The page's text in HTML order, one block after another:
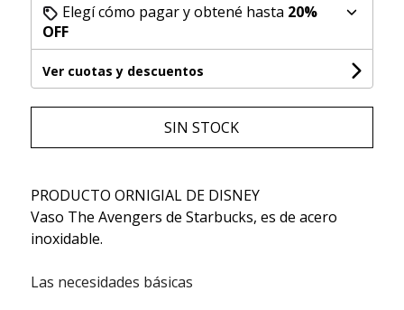
Elegí cómo pagar y obtené hasta 20%
OFF
Ver cuotas y descuentos
SIN STOCK
PRODUCTO ORNIGIAL DE DISNEY
Vaso The Avengers de Starbucks, es de acero
inoxidable.
Las necesidades básicas